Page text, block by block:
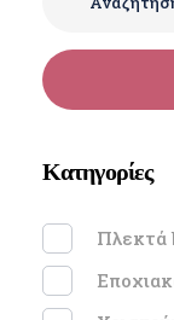
Κατηγορίες